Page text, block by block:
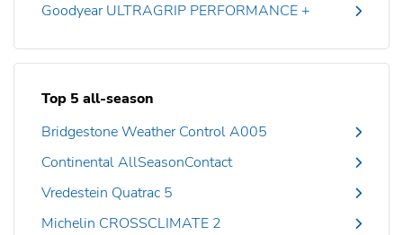
Goodyear ULTRAGRIP PERFORMANCE +
Top 5 all-season
Bridgestone Weather Control A005
Continental AllSeasonContact
Vredestein Quatrac 5
Michelin CROSSCLIMATE 2